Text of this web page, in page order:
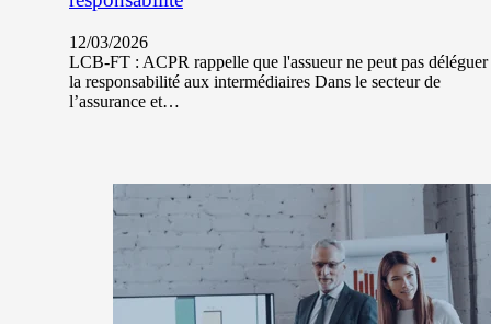
12/03/2026
LCB-FT : ACPR rappelle que l'assueur ne peut pas déléguer
la responsabilité aux intermédiaires Dans le secteur de
l’assurance et…